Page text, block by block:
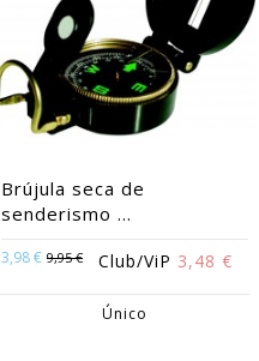
Brújula seca de
senderismo ...
3,98 € 9,95 € Club/ViP 3,48 €
Único